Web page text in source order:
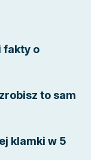
fakty o
to sam
klamki w 5